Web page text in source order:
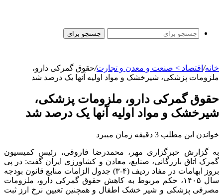
جستجو برای
خانه/ اقتصاد > صنعت و معدن و تجارت/حقوق گمرکی دارو،
ملزومات پزشکی، شیرخشک و مواد اولیه آنها یک درصد شد
حقوق گمرکی دارو، ملزومات پزشکی،
شیرخشک و مواد اولیه آنها یک درصد شد
خواندن این مطلب 3 دقیقه زمان میبرد
به گزارش خبرگزاری مهر، محمدرضا فاروقی، رئیس کمیسیون
گمرک اتاق بازرگانی، صنایع، معادن و کشاورزی ایران گفت: در پی
بروز ابهامات در مفاد ردیف (۴-۳) جدول الزامات منابع قانون بودجه
سال ۱۴۰۵، حکم مربوط به کاهش حقوق گمرکی دارو، ملزومات
مصرفی پزشکی و شیر خشک اطفال و همچنین تعیین نرخ ارز ثبت